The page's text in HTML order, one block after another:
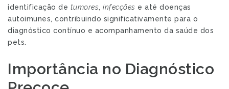
identificação de tumores, infecções e até doenças
autoimunes, contribuindo significativamente para o
diagnóstico contínuo e acompanhamento da saúde dos
pets.
Importância no Diagnóstico